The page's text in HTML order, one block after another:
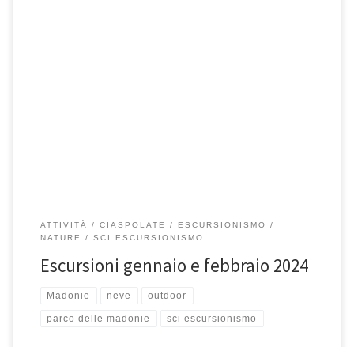
ATTIVITÀ CIASPOLATE
ESCURSIONISMO
NATURE
SCI ESCURSIONISMO
Escursioni gennaio e febbraio 2024
Madonie neve outdoor
parco delle madonie sci escursionismo